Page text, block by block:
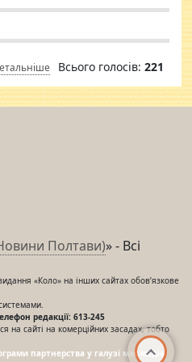
Всього голосів: 221
Полтави)» - Всі
«Коло» на інших сайтах обов’язкове
редакції: 613-245
на сайті на комерційних засадах, тобто
партнерства у галузі мас-медіа